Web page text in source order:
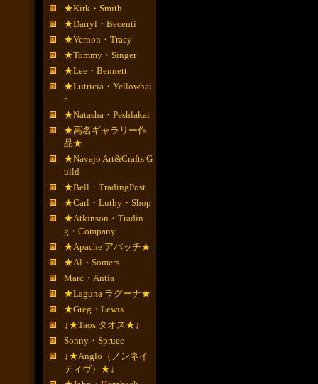
★Kirk・Smith
★Darryl・Becenti
★Vernon・Tracy
★Tommy・Singer
★Lee・Bennett
★Lutricia・Yellowhai
r
★Natasha・Peshlakai
★高名ギャラリー作
品★
★Navajo Art&Crafts G
uild
★Bell・TradingPost
★Carl・Luthy・Shop
★Atkinson・Tradin
g・Company
★Apache アパッチ★
★Al・Somers
Marc・Antia
★Laguna ラグーナ★
★Greg・Lewis
↓★Taos タオス★↓
Sonny・Spruce
↓★Anglo（ノンネイ
ティヴ）★↓